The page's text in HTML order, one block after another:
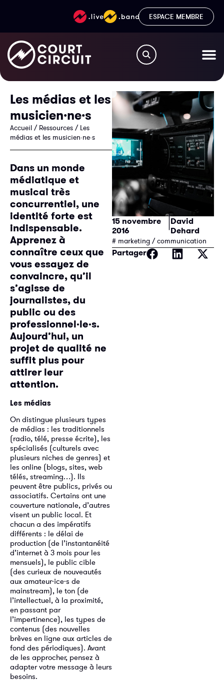
ESPACE MEMBRE
Les médias et les
musicien·ne·s
Accueil / Ressources / Les
médias et les musicien·ne·s
Dans un monde
médiatique et
musical très
concurrentiel, une
identité forte est
indispensable.
Apprenez à
connaître ceux que
vous essayez de
convaincre, qu’il
s’agisse de
journalistes, du
public ou des
professionnel·le·s.
Aujourd’hui, un
projet de qualité ne
suffit plus pour
attirer leur
attention.
Les médias
On distingue plusieurs types
de médias : les traditionnels
(radio, télé, presse écrite), les
spécialisés (culturels avec
plusieurs niches de genres) et
les online (blogs, sites, web
télés, streaming…). Ils
peuvent être publics, privés ou
associatifs. Certains ont une
couverture nationale, d’autres
visent un public local. Et
chacun a des impératifs
différents : le délai de
production (de l’instantanéité
d’internet à 3 mois pour les
mensuels), le public cible
(des curieux de nouveautés
aux amateur·ice·s de
mainstream), le ton (de
l’intellectuel, à la proximité,
en passant par
l’impertinence), les types de
contenus (des nouvelles
brèves en ligne aux articles de
fond des périodiques). Avant
de les approcher, pensez à
adapter votre message à leurs
besoins.
15 novembre
2016
|David
Dehard
# marketing / communication
Partager